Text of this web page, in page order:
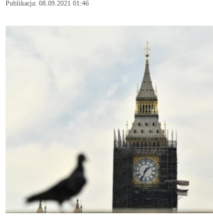
Publikacja: 08.09.2021 01:46